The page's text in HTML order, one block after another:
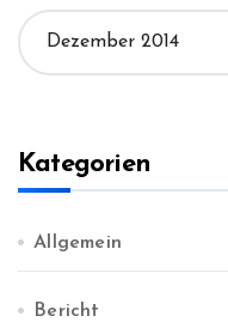
c
h
A
r
v
Kategorien
Allgemein
Bericht